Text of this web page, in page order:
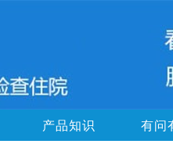
产品知识 有问